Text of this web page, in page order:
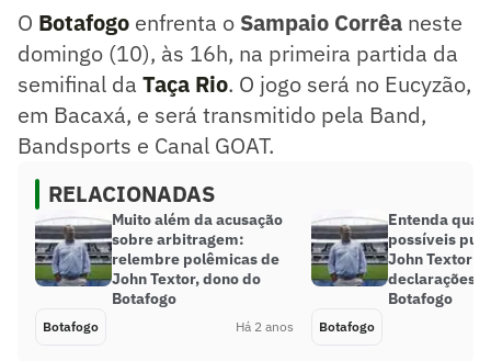
O Botafogo enfrenta o Sampaio Corrêa neste
domingo (10), às 16h, na primeira partida da
semifinal da Taça Rio. O jogo será no Eucyzão,
em Bacaxá, e será transmitido pela Band,
Bandsports e Canal GOAT.
RELACIONADAS
Muito além da acusação
sobre arbitragem:
relembre polêmicas de
John Textor, dono do
Botafogo
Botafogo Há 2 anos
Entenda
possíveis
John Textor
declarações
Botafogo
Botafogo